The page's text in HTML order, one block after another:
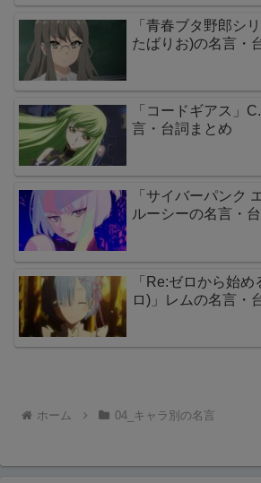
「青春ブタ野郎シ
たばりお)の名言・
「コードギアス」
言・台詞まとめ
「サイバーパンク
ルーシーの名言・
「Re:ゼロから始
ロ)」レムの名言・
ホーム 04_キャラ別の名言